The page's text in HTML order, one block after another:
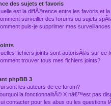
des sujets et favoris
est la diffÃ©rence entre les favoris et
surveiller des forums ou sujets
puis-je supprimer mes
fichiers joints sont autorisÃ©s sur ce
trouver tous mes fichiers joints?
phpBB 3
sont les auteurs de ce forum?
la fonctionnalitÃ© X nâ€™est pas
contacter pour les abus ou les questions